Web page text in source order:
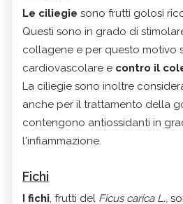
Le ciliegie sono frutti golosi
Questi sono in grado di
collagene e per questo motivo
cardiovascolare e contro il
La ciliegie sono inoltre
anche per il trattamento della
contengono antiossidanti in
l'infiammazione.
Fichi
I fichi, frutti del Ficus caricaL.,